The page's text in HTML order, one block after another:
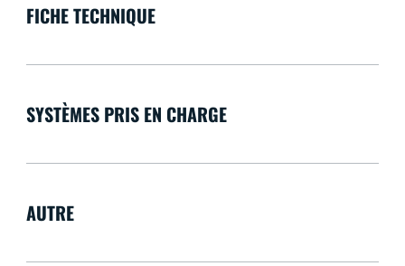
FICHE TECHNIQUE
SYSTÈMES PRIS EN CHARGE
AUTRE